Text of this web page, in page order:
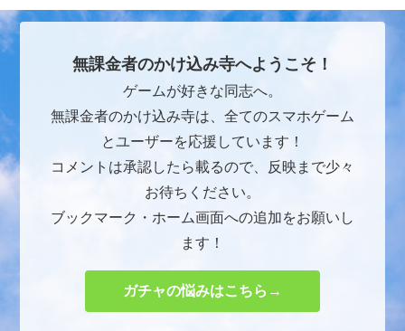
無課金者のかけ込み寺へようこそ！
ゲームが好きな同志へ。
無課金者のかけ込み寺は、全てのスマホゲーム
とユーザーを応援しています！
コメントは承認したら載るので、反映まで少々
お待ちください。
ブックマーク・ホーム画面への追加をお願いし
ます！
ガチャの悩みはこちら→